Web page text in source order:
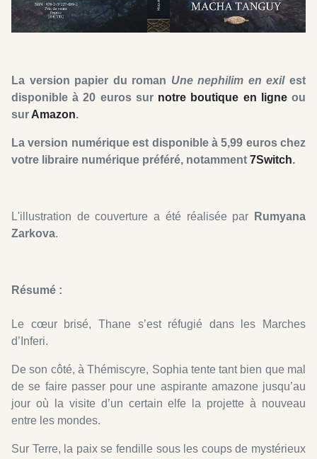
La version papier du roman Une nephilim en exilest
disponible à 20 euros sur notre boutique en ligneou
sur Amazon.
La version numérique est disponible à 5,99 euros chez
votre libraire numérique préféré, notamment 7Switch.
L'illustration de couverture a été réalisée par
Rumyana
Zarkova.
Résumé :
Le cœur brisé, Thane s’est réfugié dans les Marches
d’Inferi.
De son côté, à Thémiscyre, Sophia tente tant bien que mal
de se faire passer pour une aspirante amazone jusqu’au
jour où la visite d’un certain elfe la projette à nouveau
entre les mondes.
Sur Terre, la paix se fendille sous les coups de mystérieux